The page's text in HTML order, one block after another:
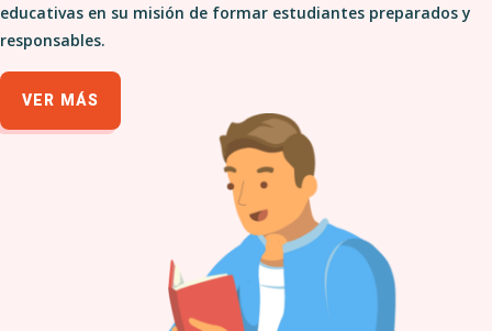
educativas en su misión de formar estudiantes preparados y
responsables.
VER MÁS